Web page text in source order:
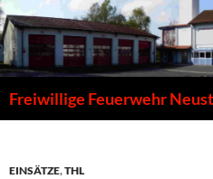
Zum
Inhalt
springen
Freiwillige Feuerwehr
EINSÄTZE,THL